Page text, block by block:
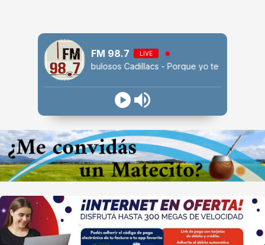
FM 98.7 LIVE
Varios - Los fabulosos Cadillacs - Porque yo te amo